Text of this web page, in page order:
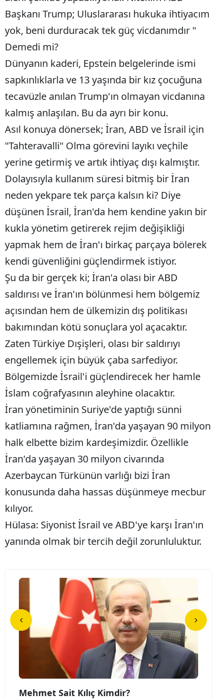
Başkanı Trump; Uluslararası hukuka ihtiyacım
yok, beni durduracak tek güç vicdanımdır "
Demedi mi?
Dünyanın kaderi, Epstein belgelerinde ismi
sapkınlıklarla ve 13 yaşında bir kız çocuğuna
tecavüzle anılan Trump'ın olmayan vicdanına
kalmış anlaşılan. Bu da ayrı bir konu.
Asıl konuya dönersek; İran, ABD ve İsrail için
"Tahteravalli" Olma görevini layıkı veçhile
yerine getirmiş ve artık ihtiyaç dışı kalmıştır.
Dolayısıyla kullanım süresi bitmiş bir İran
neden yekpare tek parça kalsın ki? Diye
düşünen İsrail, İran'da hem kendine yakın bir
kukla yönetim getirerek rejim değişikliği
yapmak hem de İran'ı birkaç parçaya bölerek
kendi güvenliğini güçlendirmek istiyor.
Şu da bir gerçek ki; İran'a olası bir ABD
saldırısı ve İran'ın bölünmesi hem bölgemiz
açısından hem de ülkemizin dış politikası
bakımından kötü sonuçlara yol açacaktır.
Zaten Türkiye Dışişleri, olası bir saldırıyı
engellemek için büyük çaba sarfediyor.
Bölgemizde İsrail'i güçlendirecek her hamle
İslam coğrafyasının aleyhine olacaktır.
İran yönetiminin Suriye'de yaptığı sünni
katliamına rağmen, İran'da yaşayan 90 milyon
halk elbette bizim kardeşimizdir. Özellikle
İran'da yaşayan 30 milyon civarında
Azerbaycan Türkünün varlığı bizi İran
konusunda daha hassas düşünmeye mecbur
kılıyor.
Hülasa: Siyonist İsrail ve ABD'ye karşı İran'ın
yanında olmak bir tercih değil zorunluluktur.
Mehmet Sait Kılıç Kimdir?